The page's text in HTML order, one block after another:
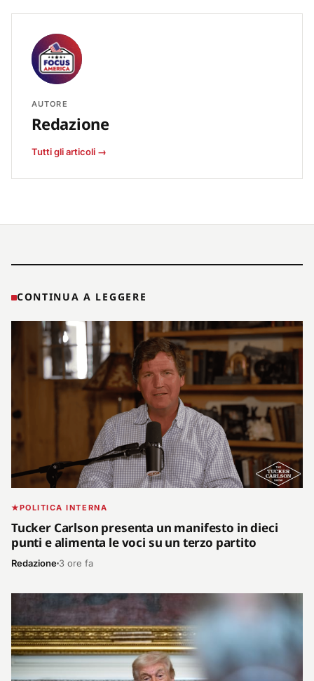
AUTORE
Redazione
Tutti gli articoli →
CONTINUA A LEGGERE
POLITICA INTERNA
Tucker Carlson presenta un manifesto in dieci
punti e alimenta le voci su un terzo partito
Redazione 3 ore fa